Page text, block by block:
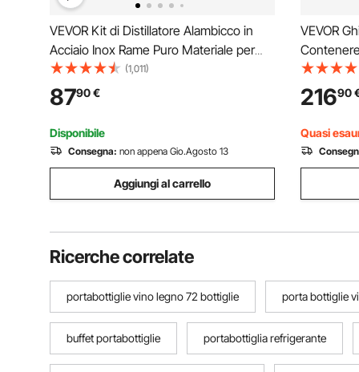
VEVOR Kit di Distillatore Alambicco in
Acciaio Inox Rame Puro Materiale per
Uso Alimentare Capienza del Serbatoio
30L, Kit Distillatore 35 x 35 cm per
Liquore Acqua Distillata Vino con Pompa
d'Acqua
(1,011)
8790€
Disponibile
Consegna: non appena Gio.Agosto 13
Aggiungi al carrello
VEVOR
Lattine,
da Bar
Ripiani
21690
Quasi
Ricerche correlate
portabottiglie vino legno 72 bottiglie porta bottiglie
buffet portabottiglie portabottiglia refrigerante